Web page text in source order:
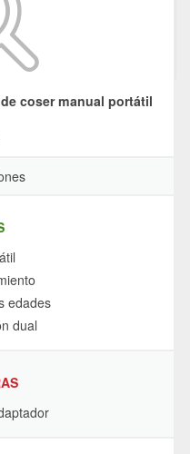
coser manual portátil
edades
dual